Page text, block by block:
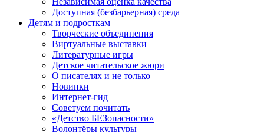
Доступная (безбарьерная) среда
Детям и подросткам
Творческие объединения
Виртуальные выставки
Литературные игры
Детское читательское жюри
О писателях и не только
Новинки
Интернет-гид
Советуем почитать
«Детство БЕЗопасности»
Волонтёры культуры